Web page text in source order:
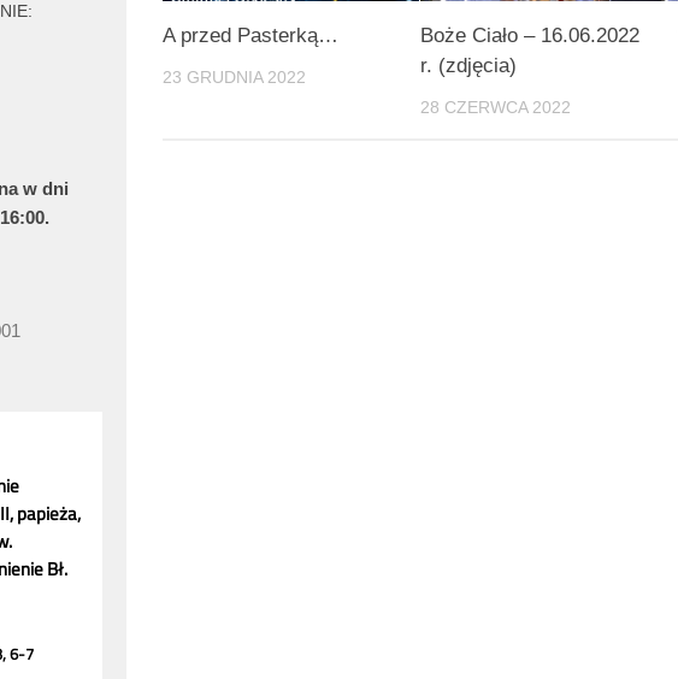
A przed Pasterką…
23 GRUDNIA 2022
Boże Ciało – 16.06.2022
r. (zdjęcia)
28 CZERWCA 2022
w dni